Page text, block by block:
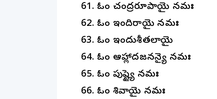
ఓం చంద్రరూపాయై నమః
ఓం ఇందిరాయై నమః
ఓం ఇందుశీతలాయై
ఓం ఆహ్లాదజనన్యై నమః
ఓం పుష్ట్యై నమః
ఓం శివాయై నమః